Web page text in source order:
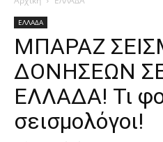
ΕΛΛΑΔΑ
ΜΠΑΡΑΖ
ΔΟΝΗΣΕΩΝ
ΕΛΛΑΔΑ! Τι
σεισμολόγοι!